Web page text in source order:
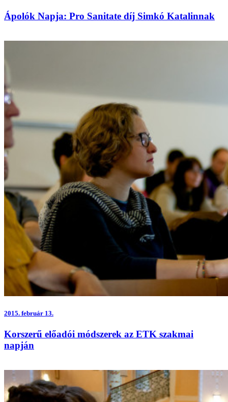
Ápolók Napja: Pro Sanitate díj Simkó Katalinnak
2015. február 13.
Korszerű előadói módszerek az ETK szakmai
napján